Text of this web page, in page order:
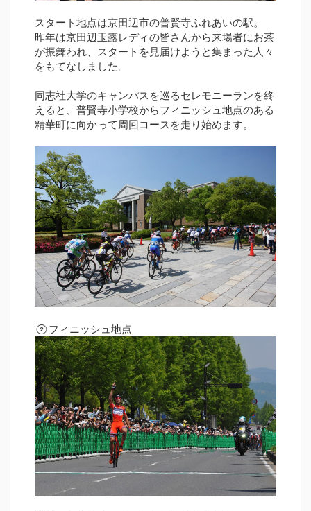
スタート地点は京田辺市の普賢寺ふれあいの駅。
昨年は京田辺玉露レディの皆さんから来場者にお茶
が振舞われ、スタートを見届けようと集まった人々
をもてなしました。
同志社大学のキャンパスを巡るセレモニーランを終
えると、普賢寺小学校からフィニッシュ地点のある
精華町に向かって周回コースを走り始めます。
②フィニッシュ地点